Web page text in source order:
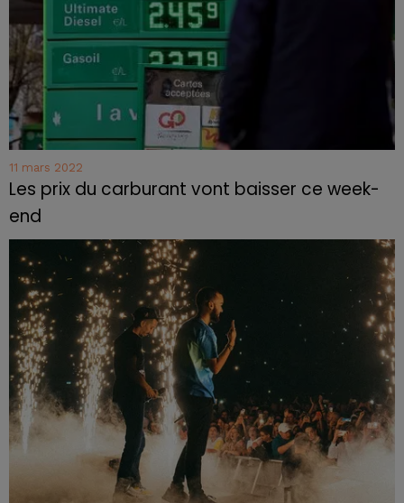
11 mars 2022
Les prix du carburant vont baisser ce week-
end